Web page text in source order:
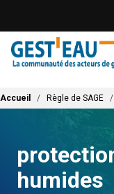
contenu
principal
Fil d'Ariane
Accueil Règle de SAGE
humides